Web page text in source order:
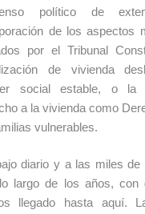
político de
de los aspectos
por el Tribunal
de vivienda
social estable, o la
a la vivienda como
vulnerables.
diario y a las miles de
largo de los años, con
llegado hasta aquí.